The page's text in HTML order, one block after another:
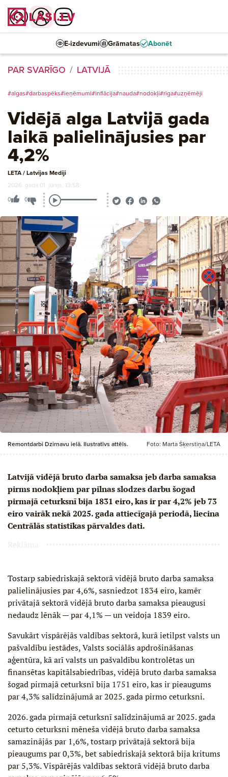
E-izdevumi Grāmatas Abonēt
PAR SVARĪGO LATVIJĀ
#algas#darbaspēks#ieņēmumi#inflācija#nauda#nodokļi#rīga#uzņēmēji
Vidējā alga Latvijā gada
laikā palielinājusies par
4,2%
LETA / Latvijas Mediji
2026. gada 01. jūnijs, 13:58
0 0
Remontdarbi Dzirnavu ielā. Ilustratīvs attēls. Foto: Marta Šķerstiņa/LETA
Latvijā vidējā bruto darba samaksa jeb darba samaksa
pirms nodokļiem par pilnas slodzes darbu šogad
pirmajā ceturksnī bija 1831 eiro, kas ir par 4,2% jeb 73
eiro vairāk nekā 2025. gada attiecīgajā periodā, liecina
Centrālās statistikas pārvaldes dati.
Tostarp sabiedriskajā sektorā vidējā bruto darba samaksa
palielinājusies par 4,6%, sasniedzot 1834 eiro, kamēr
privātajā sektorā vidējā bruto darba samaksa pieaugusi
nedaudz lēnāk — par 4,1% — un veidoja 1839 eiro.
Savukārt vispārējās valdības sektorā, kurā ietilpst valsts un
pašvaldību iestādes, Valsts sociālās apdrošināšanas
aģentūra, kā arī valsts un pašvaldību kontrolētas un
finansētas kapitālsabiedrības, vidējā bruto darba samaksa
šogad pirmajā ceturksnī bija 1751 eiro, kas ir pieaugums
par 4,3% salīdzinājumā ar 2025. gada pirmo ceturksni.
2026. gada pirmajā ceturksnī salīdzinājumā ar 2025. gada
ceturto ceturksni mēneša vidējā bruto darba samaksa
samazinājās par 1,6%, tostarp privātajā sektorā bija
pieaugums par 0,3%, bet sabiedriskajā sektorā bija kritums
par 5,3%. Vispārējās valdības sektorā vidējā bruto darba